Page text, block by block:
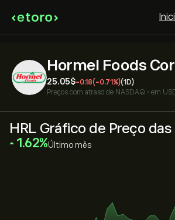
Hormel Foods
25.05‎$‎-0.18(-0.71%)(1D)
Preços com atraso de NASDAQ • em
HRL Gráfico de Preço das
‎1.62‎ Último mês